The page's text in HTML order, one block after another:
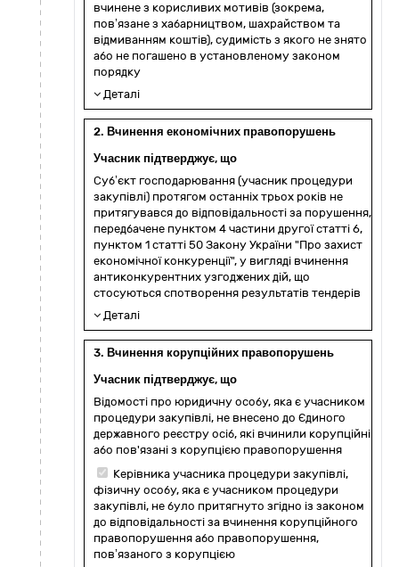
вчинене з корисливих мотивів (зокрема,
пов’язане з хабарництвом, шахрайством та
відмиванням коштів), судимість з якого не знято
або не погашено в установленому законом
порядку
Деталі
2. Вчинення економічних правопорушень
Учасник підтверджує, що
Суб’єкт господарювання (учасник процедури
закупівлі) протягом останніх трьох років не
притягувався до відповідальності за порушення,
передбачене пунктом 4 частини другої статті 6,
пунктом 1 статті 50 Закону України "Про захист
економічної конкуренції", у вигляді вчинення
антиконкурентних узгоджених дій, що
стосуються спотворення результатів тендерів
Деталі
3. Вчинення корупційних правопорушень
Учасник підтверджує, що
Відомості про юридичну особу, яка є учасником
процедури закупівлі, не внесено до Єдиного
державного реєстру осіб, які вчинили корупційні
або пов'язані з корупцією правопорушення
Керівника учасника процедури закупівлі,
фізичну особу, яка є учасником процедури
закупівлі, не було притягнуто згідно із законом
до відповідальності за вчинення корупційного
правопорушення або правопорушення,
пов’язаного з корупцією